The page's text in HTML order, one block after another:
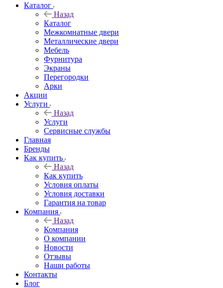
Каталог
Назад
Каталог
Межкомнатные двери
Металлические двери
Мебель
Фурнитура
Экраны
Перегородки
Арки
Акции
Услуги
Назад
Услуги
Сервисные службы
Главная
Бренды
Как купить
Назад
Как купить
Условия оплаты
Условия доставки
Гарантия на товар
Компания
Назад
Компания
О компании
Новости
Отзывы
Наши работы
Контакты
Блог